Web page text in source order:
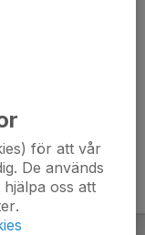
för att vår
De används
oss att